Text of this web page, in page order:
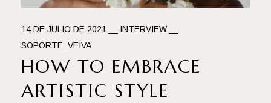
14 DE JULIO DE 2021
INTERVIEW
SOPORTE_VEIVA
HOW TO EMBRACE
ARTISTIC STYLE